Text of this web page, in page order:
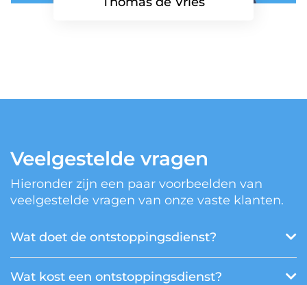
Veelgestelde vragen
Hieronder zijn een paar voorbeelden van
veelgestelde vragen van onze vaste klanten.
Wat doet de ontstoppingsdienst?
Wat kost een ontstoppingsdienst?